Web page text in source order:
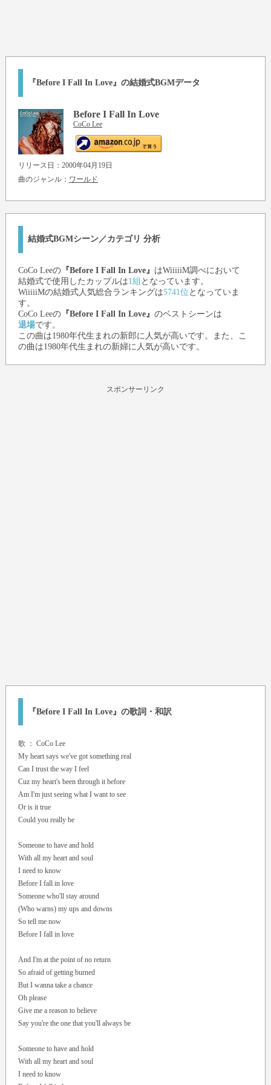
『Before I Fall In Love』の結婚式BGMデータ
Before I Fall In Love
CoCo Lee
リリース日：2000年04月19日
曲のジャンル： ワールド
結婚式BGMシーン／カテゴリ 分析
CoCo Leeの『Before I Fall In Love』 はWiiiiiM調べにおいて
結婚式で使用したカップルは1組 となっています。
WiiiiiMの結婚式人気総合ランキングは5741位 となっていま
す。
CoCo Leeの『Before I Fall In Love』 のベストシーンは
退場です。
この曲は1980年代生まれの新郎に人気が高いです。また、こ
の曲は1980年代生まれの新婦に人気が高いです。
スポンサーリンク
『Before I Fall In Love』の歌詞・和訳
歌 ： CoCo Lee
My heart says we've got something real
Can I trust the way I feel
Cuz my heart's been through it before
Am I'm just seeing what I want to see
Or is it true
Could you really be
Someone to have and hold
With all my heart and soul
I need to know
Before I fall in love
Someone who'll stay around
(Who warns) my ups and downs
So tell me now
Before I fall in love
And I'm at the point of no return
So afraid of getting burned
But I wanna take a chance
Oh please
Give me a reason to believe
Say you're the one that you'll always be
Someone to have and hold
With all my heart and soul
I need to know